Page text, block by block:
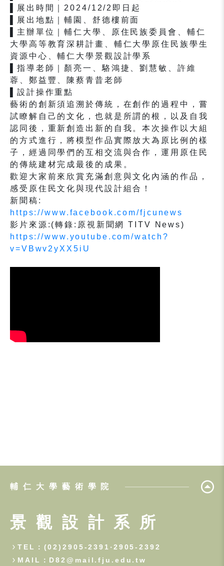
▌展出時間｜2024/12/2即日起
▌展出地點｜輔園、舒德樓前面
▌主辦單位｜輔仁大學、原住民族委員會、輔仁
大學高等教育深耕計畫、輔仁大學原住民族學生
資源中心、輔仁大學景觀設計學系
▌指導老師｜顏亮一、駱鴻捷、劉慧敏、許維
蓉、鄭益豐、陳蔡青昔老師
▌設計操作重點
藝術的創新須追溯於傳統，在創作的過程中，嘗
試瞭解自己的文化，也就是所謂的根，以及自我
認同後，重新創造出新的自我。本次操作以大組
的方式進行，將模型作品實際放大為原比例的樣
子，經過同學們的互相交流與合作，運用原住民
的傳統建材完成最後的成果。
歡迎大家前來欣賞充滿創意與文化內涵的作品，
感受原住民文化與現代設計組合！
新聞稿:
https://www.facebook.com/fjcunews
影片來源:(轉錄:原視新聞網 TITV News)
https://www.youtube.com/watch?
v=VBwv2yXX5iU
輔仁大學藝術學院
景觀設計系所
TEL：(02)2905-2391‧2905-2392
MAIL：D82@mail.fju.edu.tw